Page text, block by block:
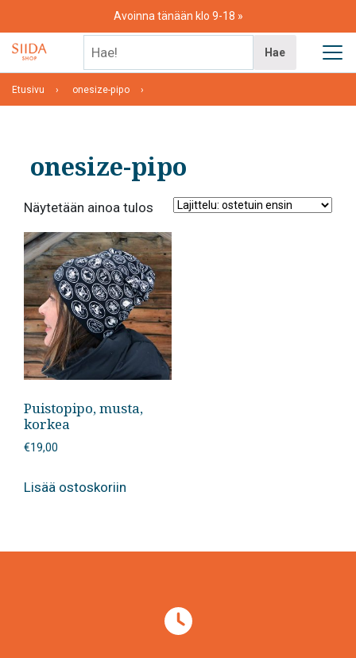
content
Avoinna tänään klo 9-18
Hae
Etusivu onesize-pipo
onesize-pipo
Näytetään ainoa tulos
Puistopipo, musta,
korkea
€19,00
Lisää ostoskoriin